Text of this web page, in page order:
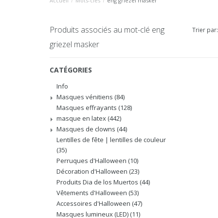
Produits associés au mot-clé eng
griezel masker
Trier par:
CATÉGORIES
Info
Masques vénitiens (84)
Masques effrayants (128)
masque en latex (442)
Masques de clowns (44)
Lentilles de fête | lentilles de couleur
(35)
Perruques d'Halloween (10)
Décoration d'Halloween (23)
Produits Dia de los Muertos (44)
Vêtements d'Halloween (53)
Accessoires d'Halloween (47)
Masques lumineux (LED) (11)